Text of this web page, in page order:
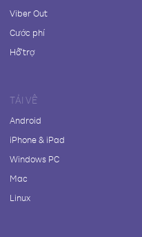
Viber Out
Cước phí
Hỗ trợ
TẢI VỀ
Android
iPhone & iPad
Windows PC
Mac
Linux